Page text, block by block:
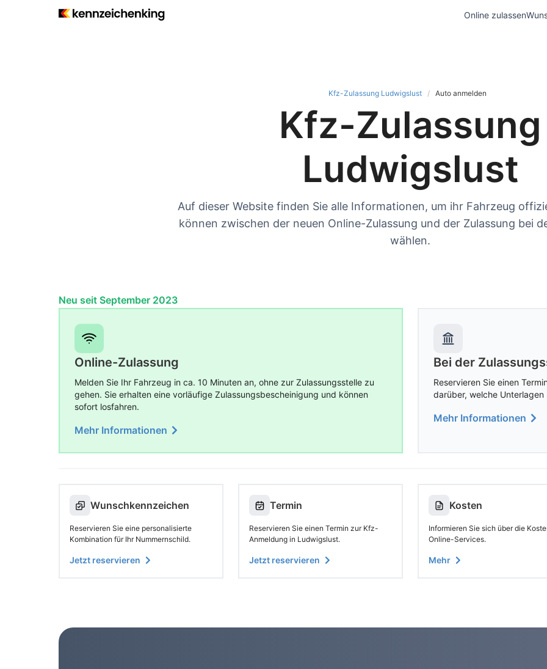
Online zulassen
Kfz-Zulassung Ludwigslust Auto anmelden
Kfz-Zulassung
Ludwigslust
Auf dieser Website finden Sie alle Informationen, um ihr Fahrzeug
können zwischen der neuen Online-Zulassung und der Zulassung bei
wählen.
Neu seit September 2023
Online-Zulassung
Melden Sie Ihr Fahrzeug in ca. 10 Minuten an, ohne zur Zulassungsstelle zu
gehen. Sie erhalten eine vorläufige Zulassungsbescheinigung und können
sofort losfahren.
Mehr Informationen
Bei der
Reservieren Sie einen
darüber, welche
Mehr Informationen
Wunschkennzeichen
Reservieren Sie eine personalisierte
Kombination für Ihr Nummernschild.
Jetzt reservieren
Termin
Reservieren Sie einen Termin zur Kfz-
Anmeldung in Ludwigslust.
Jetzt reservieren
Kosten
Informieren Sie sich über die
Online-Services.
Mehr